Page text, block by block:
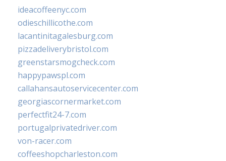
ideacoffeenyc.com
odieschillicothe.com
lacantinitagalesburg.com
pizzadeliverybristol.com
greenstarsmogcheck.com
happypawspl.com
callahansautoservicecenter.com
georgiascornermarket.com
perfectfit24-7.com
portugalprivatedriver.com
von-racer.com
coffeeshopcharleston.com